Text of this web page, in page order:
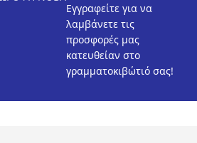
Εγγραφείτε για να
λαμβάνετε τις
προσφορές μας
κατευθείαν στο
γραμματοκιβώτιό σας!